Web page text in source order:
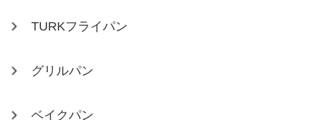
TURKフライパン
グリルパン
ベイクパン